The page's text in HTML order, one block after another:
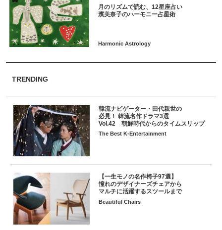
月のリズムで読む、12星座占い
TRENDING
韓流ナビゲーター・田代親世の
必見！ 韓流名作ドラマ3選
Vol.42 朝鮮時代からのタイムスリップ
The Best K-Entertainment
【一生モノの名作椅子97選】
憧れのデザイナーズチェアから
マルチに活躍するスツールまで
Beautiful Chairs